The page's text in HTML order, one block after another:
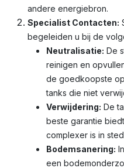
andere energiebron.
Specialist Contacten:
begeleiden u bij de
Neutralisatie: De
reinigen en
de goedkoopste
tanks die niet
Verwijdering: De
beste garantie
complexer is in
Bodemsanering:
een